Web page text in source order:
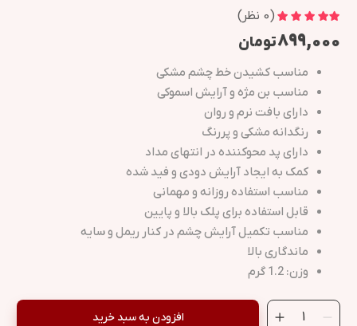
(
0 نظر)
۸۹۹,۰۰۰تومان
مناسب کشیدن خط چشم مشکی
مناسب بن مژه و آرایش اسموکی
دارای بافت نرم و روان
رنگدانه مشکی و پررنگ
دارای پد محوکننده در انتهای مداد
کمک به ایجاد آرایش دودی و فید شده
مناسب استفاده روزانه و مهمانی
قابل استفاده برای پلک بالا و پایین
مناسب تکمیل آرایش چشم در کنار ریمل و سایه
ماندگاری بالا
وزن: 1.2 گرم
افزودن به سبد خرید